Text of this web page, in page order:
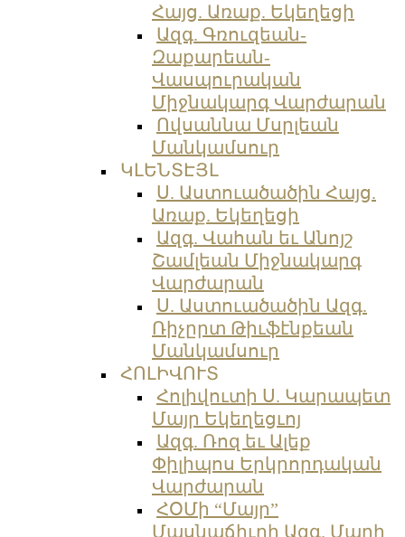
Հայց. Առաք. Եկեղեցի
Ազգ. Գռուզեան-
Զաքարեան-
Վասպուրական
Միջնակարգ Վարժարան
Ովսաննա Մսրլեան
Մանկամսուր
ԿԼԵՆՏԷՅԼ
Ս. Աստուածածին Հայց.
Առաք. Եկեղեցի
Ազգ. Վահան եւ Անոյշ
Շամլեան Միջնակարգ
Վարժարան
Ս. Աստուածածին Ազգ.
Ռիչըրտ Թիւֆէնքեան
Մանկամսուր
ՀՈԼԻՎՈՒՏ
Հոլիվուտի Ս. Կարապետ
Մայր Եկեղեցւոյ
Ազգ. Ռոզ եւ Ալեք
Փիլիպոս Երկրորդական
Վարժարան
ՀՕՄի “Մայր”
Մասնաճիւղի Ազգ. Մարի